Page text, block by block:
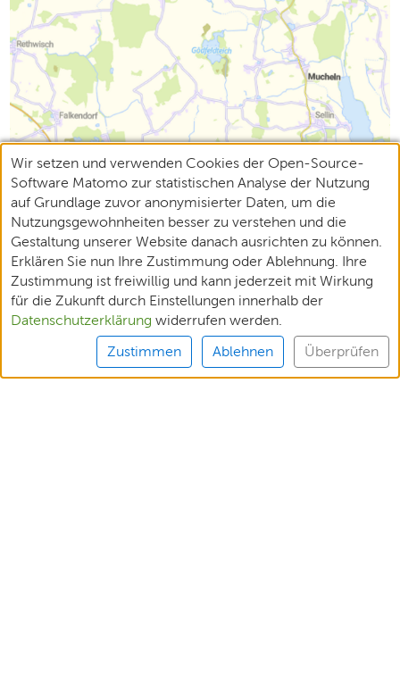
Wir setzen und verwenden Cookies der Open-Source-
Software Matomo zur statistischen Analyse der Nutzung
auf Grundlage zuvor anonymisierter Daten, um die
Nutzungsgewohnheiten besser zu verstehen und die
Gestaltung unserer Website danach ausrichten zu können.
Erklären Sie nun Ihre Zustimmung oder Ablehnung. Ihre
Zustimmung ist freiwillig und kann jederzeit mit Wirkung
für die Zukunft durch Einstellungen innerhalb der
Datenschutzerklärung widerrufen werden.
Zustimmen Ablehnen Überprüfen